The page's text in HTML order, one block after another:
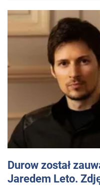
Durow został
Jaredem Leto.